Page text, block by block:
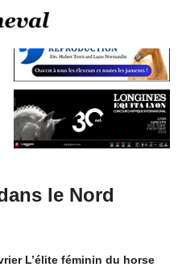
le Nord
L’élite féminin du horse